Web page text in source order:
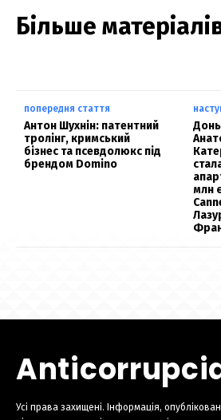
Більше
попередня стаття
Антон Шухнін: патентний
тролінг, кримський
бізнес та псевдолюкс під
брендом Domino
млн
Усі права захищені. Інформація,